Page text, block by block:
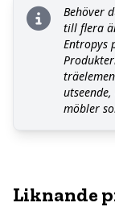
Behöver
till flera
Entropys
möbler
Liknande